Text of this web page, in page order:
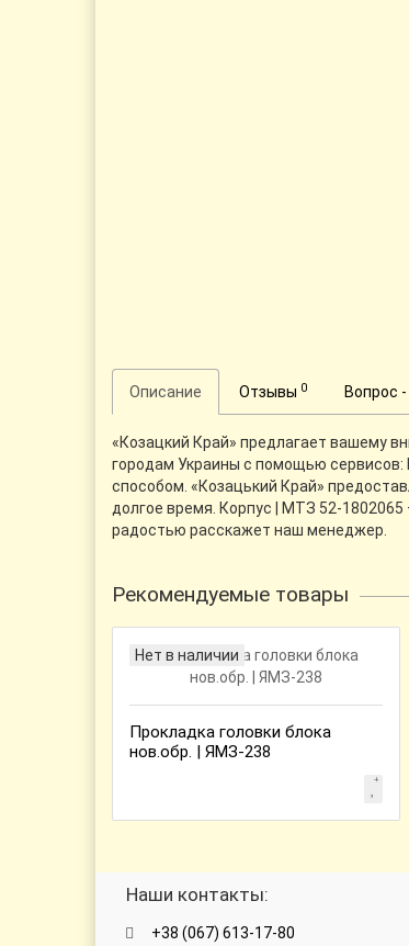
Описание Отзывы 0 Вопрос
«Козацкий Край» предлагает вашему
городам Украины с помощью
способом. «Козацький Край»
долгое время. Корпус | МТЗ 52-
радостью расскажет наш менеджер.
Рекомендуемые товары
Нет в наличии
Прокладка головки блока
нов.обр. | ЯМЗ-238
Наши контакты:
+38 (067) 613-17-80